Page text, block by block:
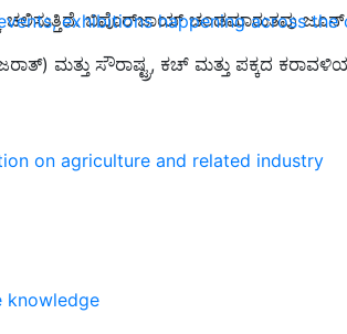
exhibitions happening across the
on agriculture and related industry
knowledge
ಚಲಿಸುತ್ತಿದೆ. ಬಿಪೊರ್‌ಜಾಯ್‌ ಚಂಡಮಾರುತವು
ಮತ್ತು ಸೌರಾಷ್ಟ್ರ, ಕಚ್ ಮತ್ತು ಪಕ್ಕದ